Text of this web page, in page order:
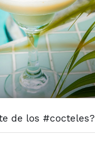
de los #cocteles?